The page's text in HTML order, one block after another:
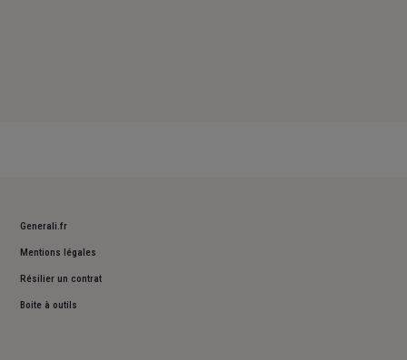
Generali.fr
Mentions légales
Résilier un contrat
Boite à outils